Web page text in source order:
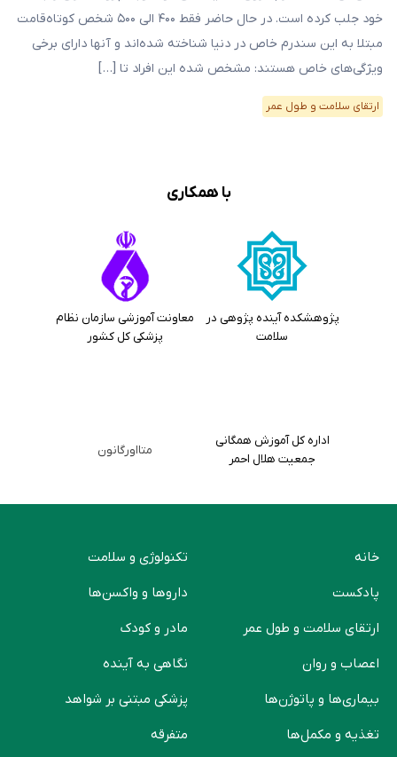
خود جلب کرده است. در حال حاضر فقط ۴۰۰ الی ۵۰۰ شخص کوتاه‌قامت
مبتلا به این سندرم خاص در دنیا شناخته‌ شده‌اند و آنها دارای برخی
ویژگی‌های خاص هستند: مشخص شده این افراد تا […]
ارتقای سلامت و طول عمر
با همکاری
پژوهشکده آینده پژوهی در
سلامت
معاونت آموزشی سازمان نظام
پزشکی کل کشور
اداره کل آموزش همگانی
جمعیت هلال احمر
متااورگانون
خانه
پادکست
ارتقای سلامت و طول عمر
اعصاب و روان
بیماری‌ها و پاتوژن‌ها
تغذیه و مکمل‌ها
تکنولوژی و سلامت
دارو‌ها و واکسن‌ها
مادر و کودک
نگاهی به آینده
پزشکی مبتنی بر شواهد
متفرقه